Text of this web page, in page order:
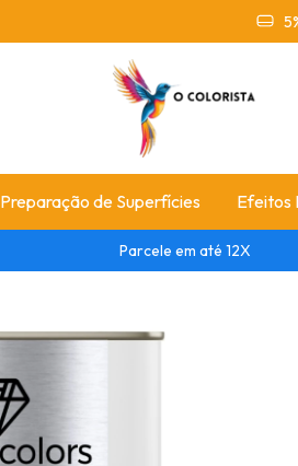
Preparação de Superfícies Efeitos
Parcele em até 12X